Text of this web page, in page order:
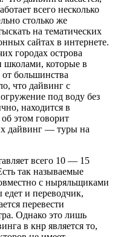
всего несколько
столько же
на тематических
сайтах в интернете.
городах острова
школами, которые в
большинства
что дайвинг с
под воду без
находится в
этом говорит
дайвинг — туры на
всего 10 — 15
так называемые
с ныряльщиками
и переводчик,
перевести
Однако это лишь
в кнр является то,